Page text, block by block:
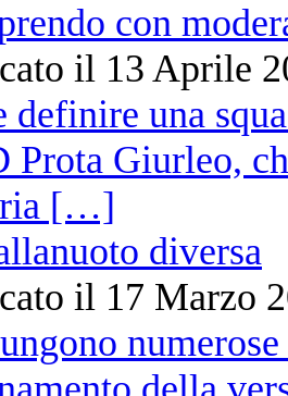
con
il 13 Aprile
diversa
il 17 Marzo